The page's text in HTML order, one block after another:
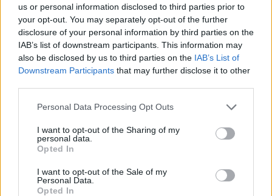
us or personal information disclosed to third parties prior to
your opt-out. You may separately opt-out of the further
disclosure of your personal information by third parties on the
IAB’s list of downstream participants. This information may
also be disclosed by us to third parties on the IAB’s List of
Downstream Participants that may further disclose it to other
Please note that this website/app uses one or more Google
not limited to your visit or usage behaviour. You may click to
grant or deny consent to Google and its third-party tags to
use your data for below specified purposes in below Google
consent section.
Personal Data Processing Opt Outs
I want to opt-out of the Sharing of my
personal data.
Opted In
I want to opt-out of the Sale of my
Personal Data.
Opted In